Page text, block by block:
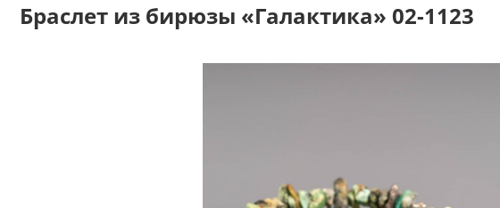
Браслет из бирюзы «Галактика» 02-1123